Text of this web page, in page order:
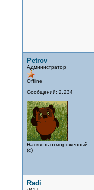
Petrov
Администратор
Offline
Сообщений: 2,234
Насквозь отмороженный
(с)
Radi